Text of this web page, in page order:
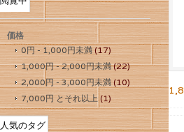
価格
0円 - 1,000円未満 (17)
1,000円-2,000円未満(22)
2,000円-3,000円未満 (10)
7,000円とそれ以上(1)
人気のタグ